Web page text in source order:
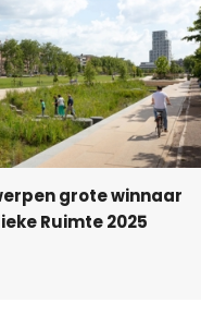
grote winnaar
Ruimte 2025